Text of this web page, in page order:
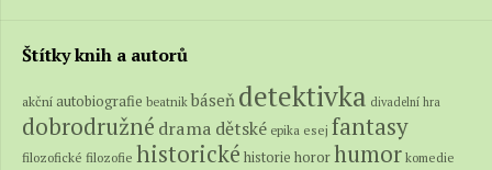
Štítky knih a autorů
akční autobiografie beatnik báseň detektivka divadelní hra
dobrodružné drama dětské epika esej fantasy
filozofické filozofie historické historie hororhumor komedie